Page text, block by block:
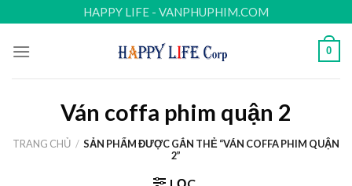
to
content
HAPPY LIFE - VANPHUPHIM.COM
0
Ván coffa phim quận 2
TRANG CHỦ / SẢN PHẨM ĐƯỢC GẮN THẺ “VÁN COFFA PHIM QUẬN
2”